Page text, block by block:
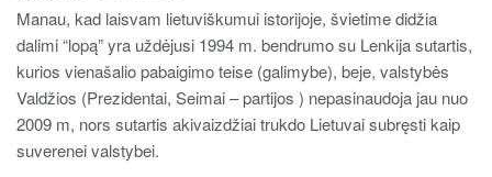
Manau, kad laisvam lietuviškumui istorijoje, švietime didžia
dalimi “lopą” yra uždėjusi 1994 m. bendrumo su Lenkija sutartis,
kurios vienašalio pabaigimo teise (galimybe), beje, valstybės
Valdžios (Prezidentai, Seimai – partijos ) nepasinaudoja jau nuo
2009 m, nors sutartis akivaizdžiai trukdo Lietuvai subręsti kaip
suverenei valstybei.